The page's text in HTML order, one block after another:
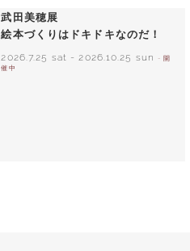
武田美穂展
絵本づくりはドキドキなのだ！
2026.7.25 sat -2026.10.25 sun
- 開
催中